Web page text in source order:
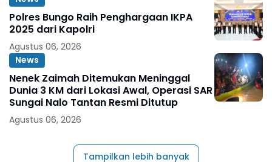
Polres Bungo Raih Penghargaan IKPA
2025 dari Kapolri
Agustus 06, 2026
News
Nenek Zaimah Ditemukan Meninggal
Dunia 3 KM dari Lokasi Awal, Operasi SAR
Sungai Nalo Tantan Resmi Ditutup
Agustus 06, 2026
Tampilkan lebih banyak